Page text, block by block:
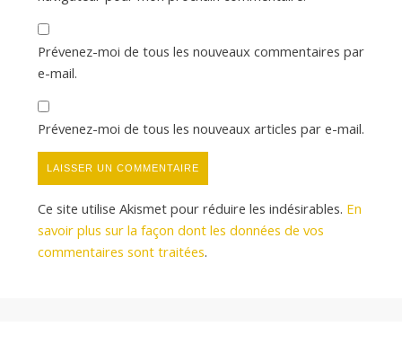
Prévenez-moi de tous les nouveaux commentaires par
e-mail.
Prévenez-moi de tous les nouveaux articles par e-mail.
Ce site utilise Akismet pour réduire les indésirables. En
savoir plus sur la façon dont les données de vos
commentaires sont traitées.